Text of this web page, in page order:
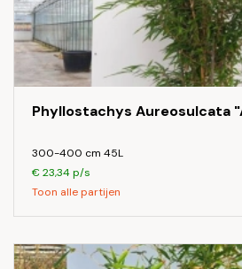
Phyllostachys Aureosulcata
300-400 cm 45L
€ 23,34 p/s
Toon alle partijen